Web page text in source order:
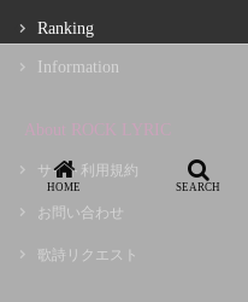
Ranking
Information
About ROCK LYRIC
サイト利用規約
お問い合わせ
歌詩リクエスト
HOME SEARCH